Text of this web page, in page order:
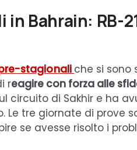
Bahrain: RB-
stagionali che si sono
reagire con forza alle
circuito di Sakhir e ha
Le tre giornate di prove
se avesse risolto i